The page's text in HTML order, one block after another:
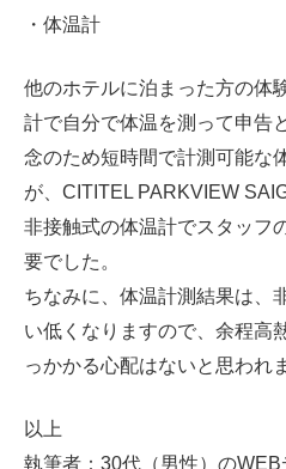
・体温計
他のホテルに泊まった方の体
計で自分で体温を測って申告
念のため短時間で計測可能な
が、CITITEL PARKVIEW
非接触式の体温計でスタッフ
要でした。
ちなみに、体温計測結果は、
い低くなりますので、余程高
っかかる心配はないと思われ
以上
執筆者：30代（男性）の